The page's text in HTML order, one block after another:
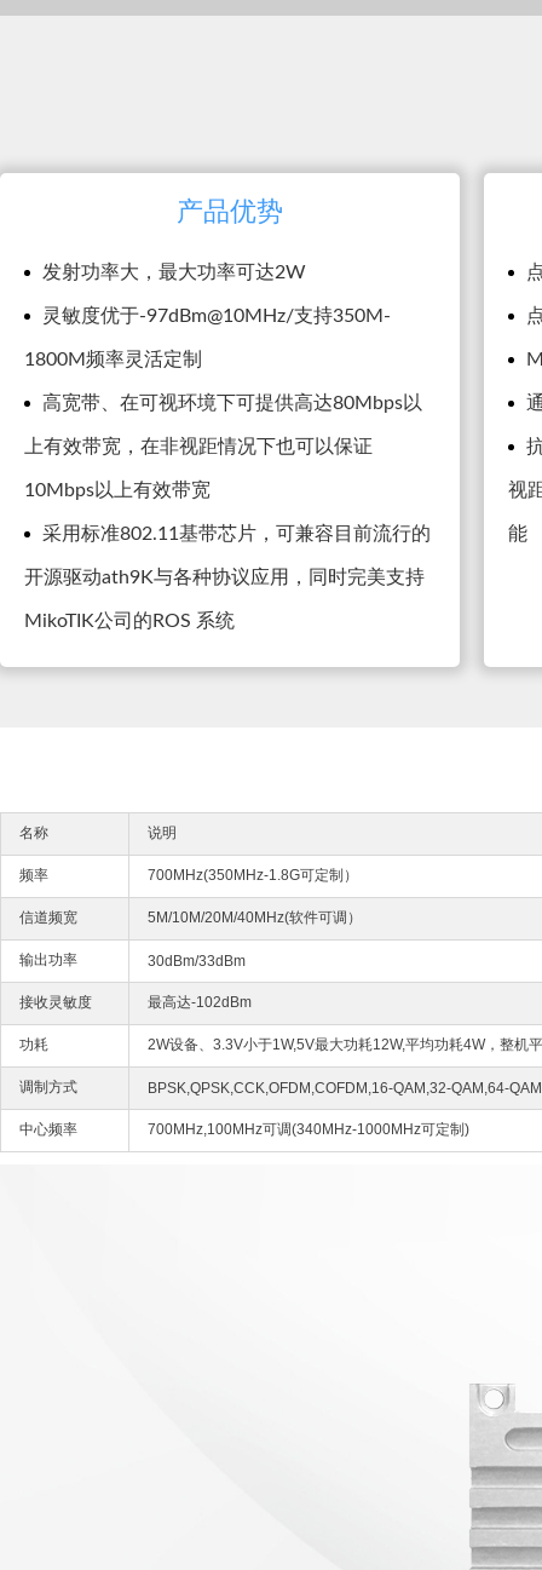
产品优势
发射功率大，最大功率可达2W
灵敏度优于-97dBm@10MHz/支持350M-
1800M频率灵活定制
高宽带、在可视环境下可提供高达80Mbps以
上有效带宽，在非视距情况下也可以保证
10Mbps以上有效带宽
采用标准802.11基带芯片，可兼容目前流行的
开源驱动ath9K与各种协议应用，同时完美支持
MikoTIK公司的ROS 系统
视
能
名称 说明
频率 700MHz(350MHz-1.8G可定制）
信道频宽 5M/10M/20M/40MHz(软件可调）
输出功率 30dBm/33dBm
接收灵敏度 最高达-102dBm
功耗 2W设备、3.3V小于1W,5V最大功耗12W,平均功耗4W，整机
调制方式 BPSK,QPSK,CCK,OFDM,COFDM,16-QAM,32-QAM,64-QAM
中心频率 700MHz,100MHz可调(340MHz-1000MHz可定制)